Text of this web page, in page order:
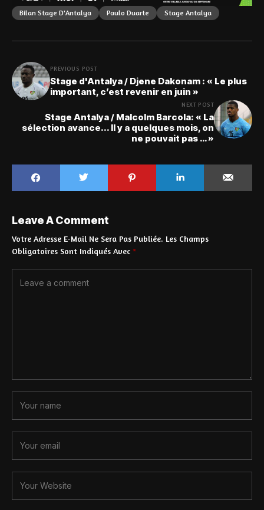
Bilan Stage D'Antalya Paulo Duarte Stage Antalya
PREVIOUS POST
Stage d'Antalya / Djene Dakonam : « Le plus
important, c’est revenir en juin »
NEXT POST
Stage Antalya / Malcolm Barcola: « La
sélection avance... Il y a quelques mois, on
ne pouvait pas … »
Leave A Comment
Votre Adresse E-Mail Ne Sera Pas Publiée. Les Champs
Obligatoires Sont Indiqués Avec *